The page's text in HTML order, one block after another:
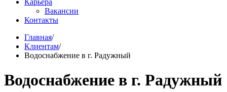
Карьера
Вакансии
Контакты
Главная/
Клиентам/
Водоснабжение в г. Радужный
Водоснабжение в г. Радужный